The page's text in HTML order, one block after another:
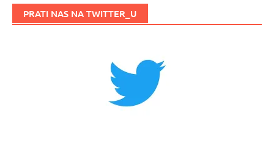
PRATI NAS NA TWITTER_U